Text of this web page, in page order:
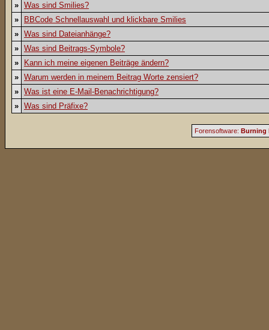
» Was sind Smilies?
»
BBCode Schnellauswahl und klickbare Smilies
» Was sind Dateianhänge?
» Was sind Beitrags-Symbole?
»
Kann ich meine eigenen Beiträge ändern?
» Warum werden in meinem Beitrag Worte zensiert?
» Was ist eine E-Mail-Benachrichtigung?
» Was sind Präfixe?
Forensoftware: Burning